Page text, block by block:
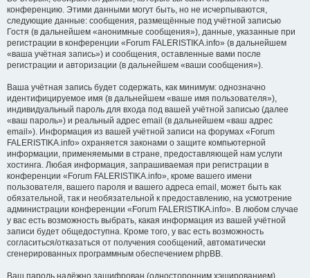
конференцию. Этими данными могут быть, но не исчерпываются,
следующие данные: сообщения, размещённые под учётной записью
Гостя (в дальнейшем «анонимные сообщения»), данные, указанные при
регистрации в конференции «Forum FALERISTIKA.info» (в дальнейшем
«ваша учётная запись») и сообщения, оставленные вами после
регистрации и авторизации (в дальнейшем «ваши сообщения»).
Ваша учётная запись будет содержать, как минимум: однозначно
идентифицируемое имя (в дальнейшем «ваше имя пользователя»),
индивидуальный пароль для входа под вашей учётной записью (далее
«ваш пароль») и реальный адрес email (в дальнейшем «ваш адрес
email»). Информация из вашей учётной записи на форумах «Forum
FALERISTIKA.info» охраняется законами о защите компьютерной
информации, применяемыми в стране, предоставляющей нам услуги
хостинга. Любая информация, запрашиваемая при регистрации в
конференции «Forum FALERISTIKA.info», кроме вашего имени
пользователя, вашего пароля и вашего адреса email, может быть как
обязательной, так и необязательной к предоставлению, на усмотрение
администрации конференции «Forum FALERISTIKA.info». В любом случае
у вас есть возможность выбрать, какая информация из вашей учётной
записи будет общедоступна. Кроме того, у вас есть возможность
согласиться/отказаться от получения сообщений, автоматически
сгенерированных программным обеспечением phpBB.
Ваш пароль надёжно зашифрован (односторонним хэшированием).